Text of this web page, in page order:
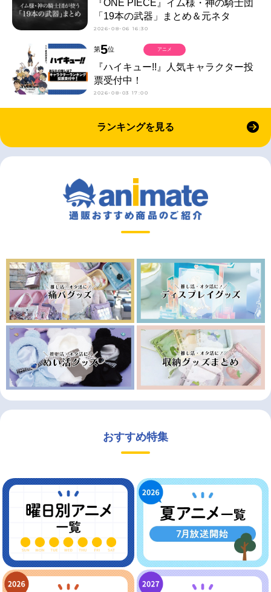
『ONE PIECE』イム様・神の騎士団
「19本の武器」まとめ＆元ネタ
2026-08-06 16:30
第5位
『ハイキュー!!』人気キャラクター投
票受付中！
2026-08-03 17:00
アニメ
ランキングを見る
おすすめ特集